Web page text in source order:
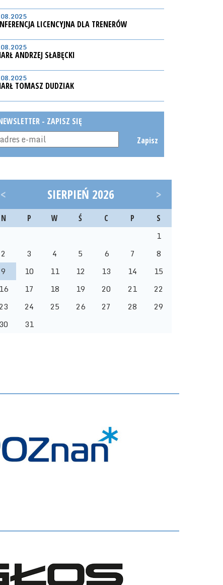
LICENCYJNA DLA TRENERÓW
ANDRZEJ SŁABĘCKI
TOMASZ DUDZIAK
- ZAPISZ SIĘ
Zapisz
< SIERPIEŃ 2026 >
N P W Ś C P S
1
2
3 4 5 6 7
8
9
10 11 12 13 14
15
16
17 18 19 20 21
22
24 25 26 27 28
29
30
31